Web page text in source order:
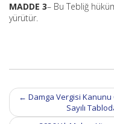
MADDE 3– Bu Tebliğ
yürütür.
Post
navigation
← Damga Vergisi Kanunu
Sayılı